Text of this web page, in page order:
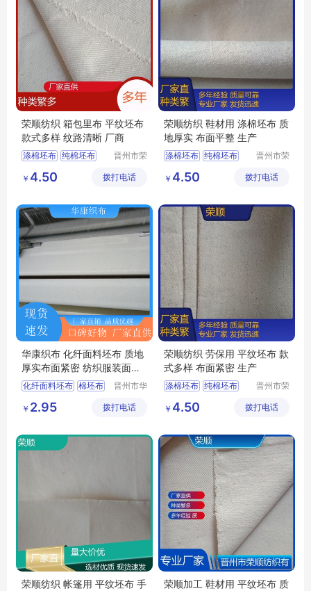
荣顺纺织 箱包里布 平纹坯布
款式多样 纹路清晰 厂商
涤棉坯布 纯棉坯布
平纹坯布
晋州市荣
限公司
￥ 4.50 拨打电话
荣顺纺织 鞋材用 涤棉坯布 质
地厚实 布面平整 生产
涤棉坯布 纯棉坯布
平纹坯布
晋州市荣
限公司
￥ 4.50 拨打电话
华康织布 化纤面料坯布 质地
厚实布面紧密 纺织服装面料
用 实力厂家
化纤面料坯布 棉坯布
精梳涤棉坯布
晋州市华
￥ 2.95 拨打电话
荣顺纺织 劳保用 平纹坯布 款
式多样 布面紧密 生产
涤棉坯布 纯棉坯布
平纹坯布
晋州市荣
限公司
￥ 4.50 拨打电话
荣顺纺织 帐篷用 平纹坯布 手
荣顺加工 鞋材用 平纹坯布 质